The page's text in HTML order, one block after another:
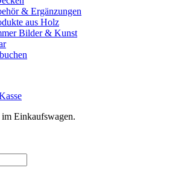
& Ergänzungen
aus Holz
Bilder & Kunst
Einkaufswagen.